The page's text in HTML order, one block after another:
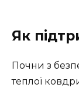
Як
Почни з
теплої